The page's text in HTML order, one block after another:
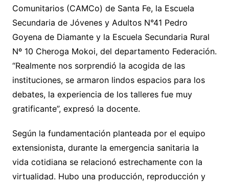
Comunitarios (CAMCo) de Santa Fe, la Escuela
Secundaria de Jóvenes y Adultos N°41 Pedro
Goyena de Diamante y la Escuela Secundaria Rural
Nº 10 Cheroga Mokoi, del departamento Federación.
“Realmente nos sorprendió la acogida de las
instituciones, se armaron lindos espacios para los
debates, la experiencia de los talleres fue muy
gratificante”, expresó la docente.
Según la fundamentación planteada por el equipo
extensionista, durante la emergencia sanitaria la
vida cotidiana se relacionó estrechamente con la
virtualidad. Hubo una producción, reproducción y